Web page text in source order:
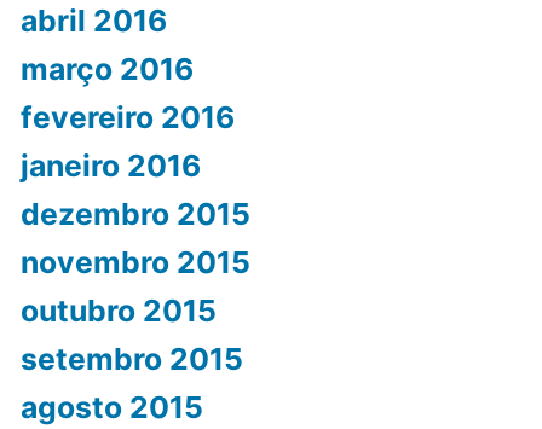
abril 2016
março 2016
fevereiro 2016
janeiro 2016
dezembro 2015
novembro 2015
outubro 2015
setembro 2015
agosto 2015